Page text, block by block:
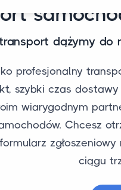
dążymy do
profesjonalny
szybki czas
wiarygodnym
Chcesz
ciągu